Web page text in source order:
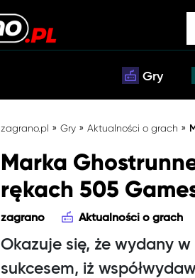
Gry
zagrano.pl » Gry » Aktualności o grach »
Marka
rękach 505
zagrano Aktualności o grach
Okazuje się, że wydany
sukcesem, iż